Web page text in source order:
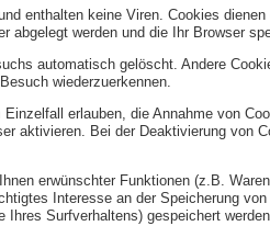
enthalten keine Viren. Cookies
abgelegt werden und die Ihr Browser
automatisch gelöscht. Andere
wiederzuerkennen.
erlauben, die Annahme von
aktivieren. Bei der Deaktivierung von
erwünschter Funktionen (z.B.
Interesse an der Speicherung
Surfverhaltens) gespeichert